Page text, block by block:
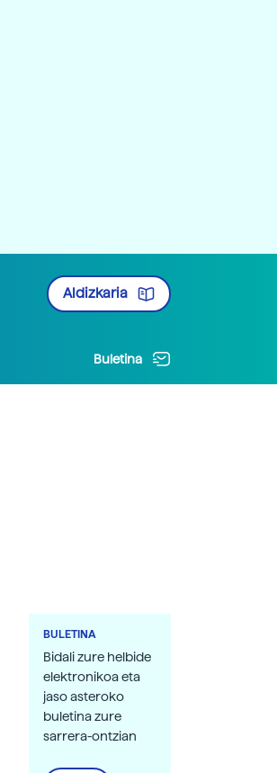
Aldizkaria
Buletina
BULETINA
Bidali zure helbide
elektronikoa eta
jaso asteroko
buletina zure
sarrera-ontzian